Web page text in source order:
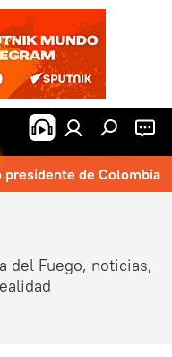
presidente de Colombia
del Fuego, noticias,